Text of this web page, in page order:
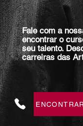
Fale com a
encontrar o
seu talento.
carreiras das